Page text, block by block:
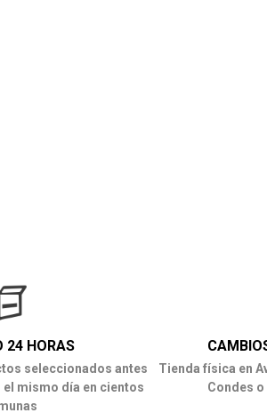
24 HORAS
seleccionados antes
mismo día en cientos
Tienda física en
Condes o